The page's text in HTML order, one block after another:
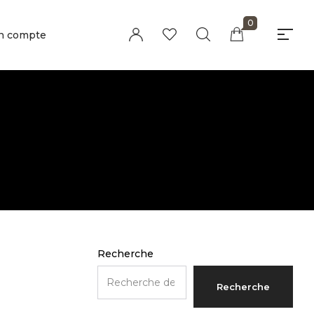
Envato to buy and sell creative assets,
compte
0
Recherche
Recherche